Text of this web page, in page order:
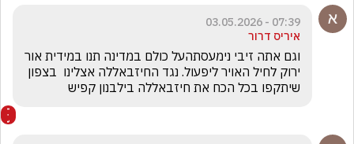
07:39 - 03.05.2026
איריס דרור
שיתקפו בכל הכח את חיזבאללה בילבנון קפיש